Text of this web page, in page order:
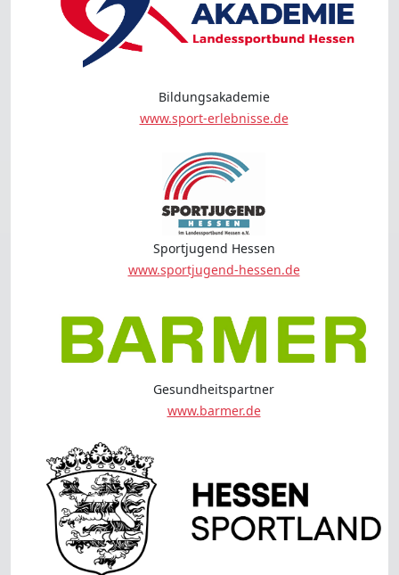
Bildungsakademie
www.sport-erlebnisse.de
Sportjugend Hessen
www.sportjugend-hessen.de
Gesundheitspartner
www.barmer.de